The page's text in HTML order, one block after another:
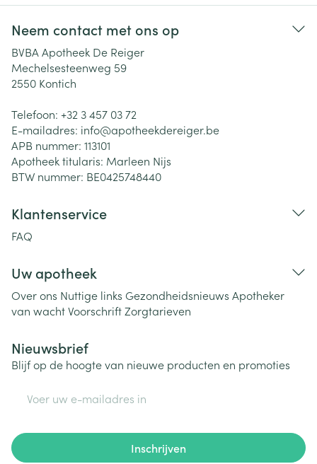
Neem contact met ons op
BVBA Apotheek De Reiger
Mechelsesteenweg 59
2550 Kontich
Telefoon: +32 3 457 03 72
E-mailadres: info@apotheekdereiger.be
APB nummer: 113101
Apotheek titularis: Marleen Nijs
BTW nummer: BE0425748440
Klantenservice
FAQ
Uw apotheek
Over ons Nuttige links Gezondheidsnieuws Apotheker
van wachtVoorschriftZorgtarieven
Nieuwsbrief
Blijf op de hoogte van nieuwe producten en promoties
Inschrijven